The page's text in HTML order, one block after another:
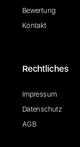
Bewertung
Kontakt
Rechtliches
Impressum
Datenschutz
AGB